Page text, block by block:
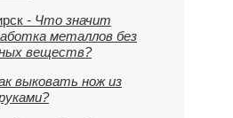
- Что значит
металлов без
веществ?
выковать нож из